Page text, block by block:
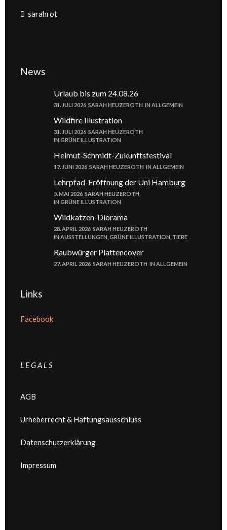
sarahrot
News
Urlaub bis zum 24.08.26
31. JULI 2026 SARAH HEUZEROTH IN ALLGEMEIN
Wildfire Illustration
31. JULI 2026 SARAH HEUZEROTH
IN GRÜNE ILLUSTRATION
Helmut-Schmidt-Zukunftsfestival
17. JUNI 2026 SARAH HEUZEROTH IN ALLGEMEIN
Lehrpfad-Eröffnung der Uni Hamburg
5. MAI 2026 SARAH HEUZEROTH
IN GRÜNE ILLUSTRATION
Wildkatzen-Diorama
28. APRIL 2026 SARAH HEUZEROTH
IN AUSSTELLUNGEN GRÜNE ILLUSTRATION TIERE
Raubwürger Plattencover
27. APRIL 2026 SARAH HEUZEROTH IN ALLGEMEIN
Links
Facebook
L E G A L S
AGB
Urheberrecht & Haftungsausschluss
Datenschutzerklärung
Impressum